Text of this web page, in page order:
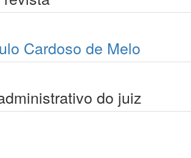
Cardoso de Melo
do juiz